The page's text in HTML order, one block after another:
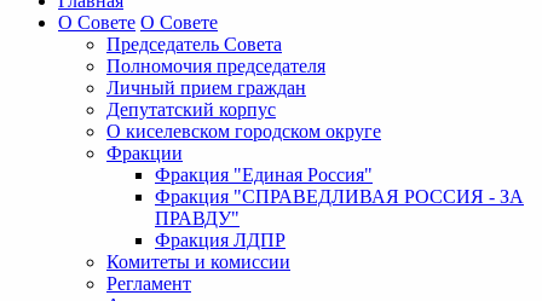
О Совете О Совете
Председатель Совета
Полномочия председателя
Личный прием граждан
Депутатский корпус
О киселевском городском округе
Фракции
Фракция "Единая Россия"
Фракция "СПРАВЕДЛИВАЯ РОССИЯ - ЗА
ПРАВДУ"
Фракция ЛДПР
Комитеты и комиссии
Регламент